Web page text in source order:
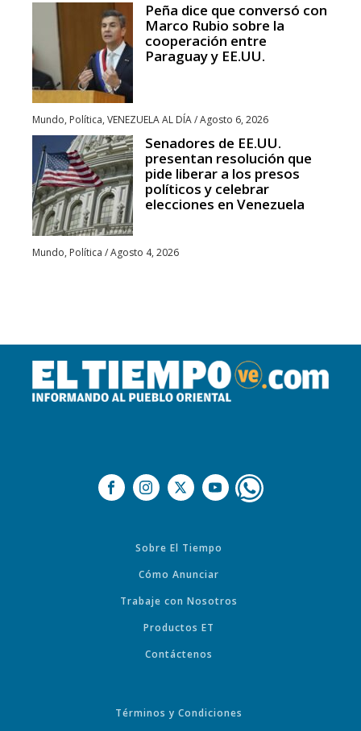
Peña dice que conversó con
Marco Rubio sobre la
cooperación entre
Paraguay y EE.UU.
Mundo, Política, VENEZUELA AL DÍA/Agosto 6, 2026
Senadores de EE.UU.
presentan resolución que
pide liberar a los presos
políticos y celebrar
elecciones en Venezuela
Mundo, Política /Agosto 4, 2026
Sobre El Tiempo
Cómo Anunciar
Trabaje con Nosotros
Productos ET
Contáctenos
Términos y Condiciones